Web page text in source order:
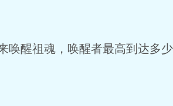
醒祖魂，唤醒者最高到达多少